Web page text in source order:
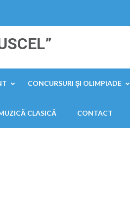
CONCURSURI ȘI OLIMPIADE
CLASICĂ CONTACT